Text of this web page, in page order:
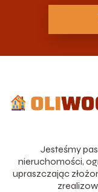
Jesteśmy
nieruchomości,
upraszczając